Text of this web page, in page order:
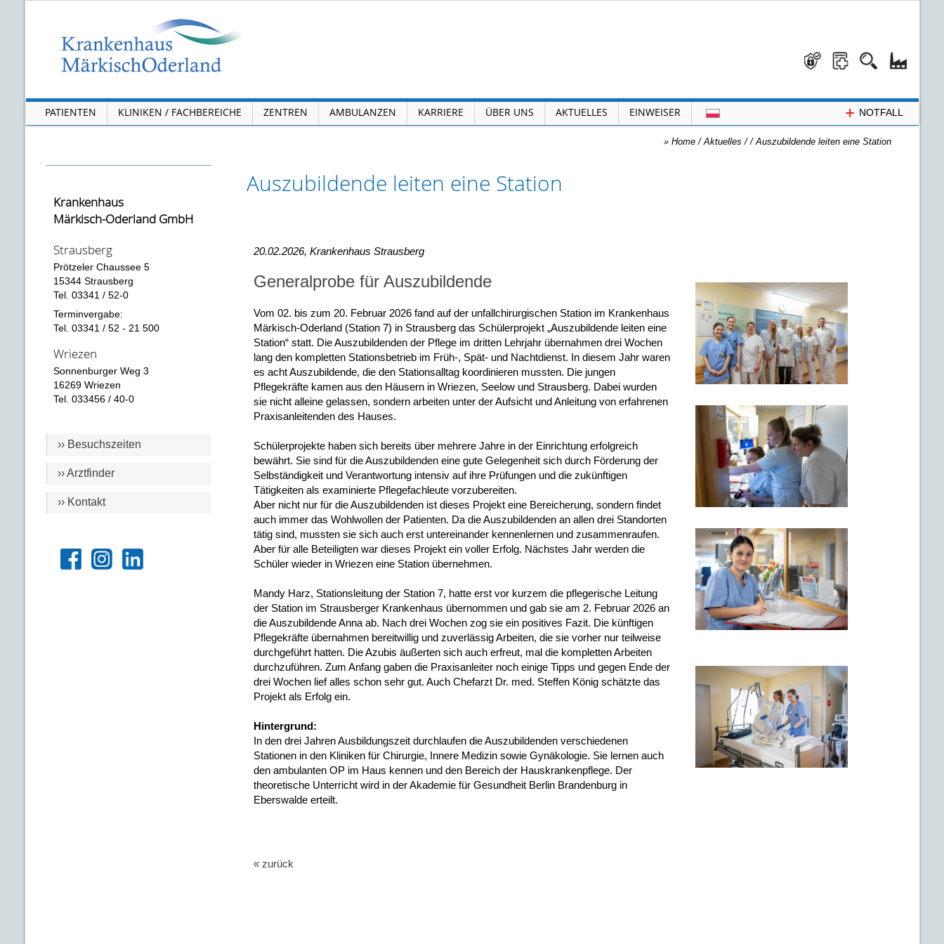
PATIENTEN KLINIKEN / FACHBEREICHE ZENTREN AMBULANZEN KARRIERE ÜBER UNS AKTUELLES EINWEISER + NOTFALL
Krankenhaus
Märkisch-Oderland GmbH
Strausberg
Prötzeler Chaussee 5
15344 Strausberg
Tel. 03341 / 52-0
Terminvergabe:
Tel. 03341 / 52 - 21 500
Wriezen
Sonnenburger Weg 3
16269 Wriezen
Tel. 033456 / 40-0
›› Besuchszeiten
›› Arztfinder
›› Kontakt
» Home/ Aktuelles //Auszubildende leiten eine Station
Auszubildende leiten eine Station
20.02.2026, Krankenhaus Strausberg
Generalprobe für Auszubildende
Vom 02. bis zum 20. Februar 2026 fand auf der unfallchirurgischen Station im Krankenhaus
Märkisch-Oderland (Station 7) in Strausberg das Schülerprojekt „Auszubildende leiten eine
Station“ statt. Die Auszubildenden der Pflege im dritten Lehrjahr übernahmen drei Wochen
lang den kompletten Stationsbetrieb im Früh-, Spät- und Nachtdienst. In diesem Jahr waren
es acht Auszubildende, die den Stationsalltag koordinieren mussten. Die jungen
Pflegekräfte kamen aus den Häusern in Wriezen, Seelow und Strausberg. Dabei wurden
sie nicht alleine gelassen, sondern arbeiten unter der Aufsicht und Anleitung von erfahrenen
Praxisanleitenden des Hauses.
Schülerprojekte haben sich bereits über mehrere Jahre in der Einrichtung erfolgreich
bewährt. Sie sind für die Auszubildenden eine gute Gelegenheit sich durch Förderung der
Selbständigkeit und Verantwortung intensiv auf ihre Prüfungen und die zukünftigen
Tätigkeiten als examinierte Pflegefachleute vorzubereiten.
Aber nicht nur für die Auszubildenden ist dieses Projekt eine Bereicherung, sondern findet
auch immer das Wohlwollen der Patienten. Da die Auszubildenden an allen drei Standorten
tätig sind, mussten sie sich auch erst untereinander kennenlernen und zusammenraufen.
Aber für alle Beteiligten war dieses Projekt ein voller Erfolg. Nächstes Jahr werden die
Schüler wieder in Wriezen eine Station übernehmen.
Mandy Harz, Stationsleitung der Station 7, hatte erst vor kurzem die pflegerische Leitung
der Station im Strausberger Krankenhaus übernommen und gab sie am 2. Februar 2026 an
die Auszubildende Anna ab. Nach drei Wochen zog sie ein positives Fazit. Die künftigen
Pflegekräfte übernahmen bereitwillig und zuverlässig Arbeiten, die sie vorher nur teilweise
durchgeführt hatten. Die Azubis äußerten sich auch erfreut, mal die kompletten Arbeiten
durchzuführen. Zum Anfang gaben die Praxisanleiter noch einige Tipps und gegen Ende der
drei Wochen lief alles schon sehr gut. Auch Chefarzt Dr. med. Steffen König schätzte das
Projekt als Erfolg ein.
Hintergrund:
In den drei Jahren Ausbildungszeit durchlaufen die Auszubildenden verschiedenen
Stationen in den Kliniken für Chirurgie, Innere Medizin sowie Gynäkologie. Sie lernen auch
den ambulanten OP im Haus kennen und den Bereich der Hauskrankenpflege. Der
theoretische Unterricht wird in der Akademie für Gesundheit Berlin Brandenburg in
Eberswalde erteilt.
« zurück